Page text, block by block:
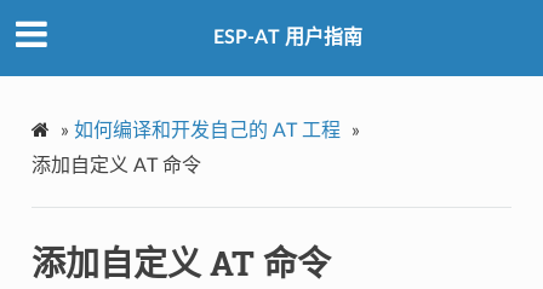
ESP-AT 用户指南
» 如何编译和开发自己的 AT 工程
»
添加自定义 AT 命令
添加自定义 AT 命令